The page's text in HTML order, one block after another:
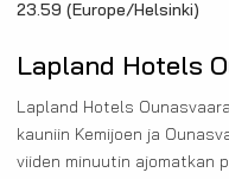
23.59 (Europe/Helsinki)
Lapland Hotels
Lapland Hotels
kauniin Kemijoen ja
viiden minuutin ajomatkan